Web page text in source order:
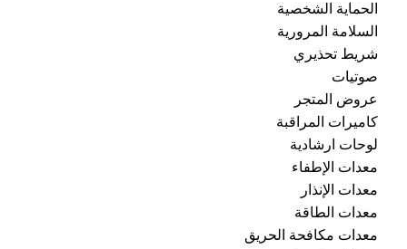
الحماية الشخصية
السلامة المرورية
شريط تحذيري
صوتيات
عروض المتجر
كاميرات المراقبة
لوحات ارشادية
معدات الإطفاء
معدات الإنذار
معدات الطاقة
معدات مكافحة الحريق